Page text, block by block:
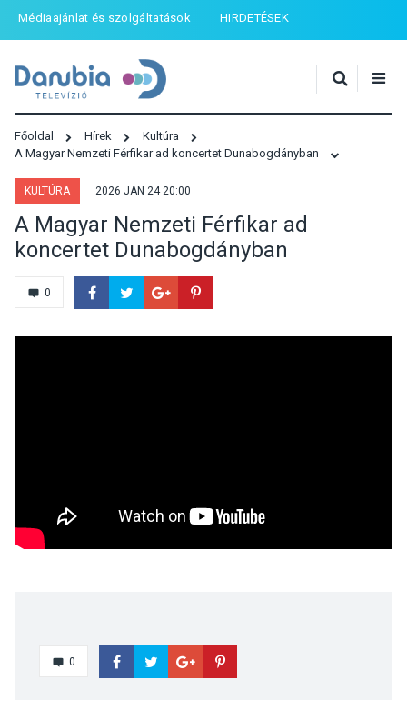
Médiaajánlat és szolgáltatások HIRDETÉSEK
Főoldal Hírek
Kultúra
A Magyar Nemzeti Férfikar ad koncertet Dunabogdányban
KULTÚRA 2026 JAN 24 20:00
A Magyar Nemzeti Férfikar ad
koncertet Dunabogdányban
0
0